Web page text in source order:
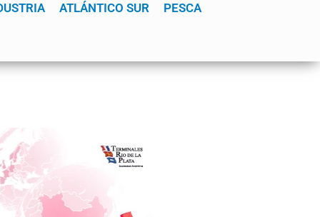
ATLÁNTICO SUR PESCA